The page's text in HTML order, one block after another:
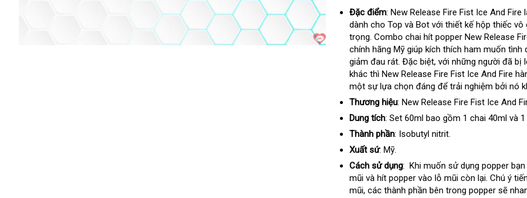
Đặc điểm: New Release Fire Fist Ice And Fire
dành cho Top lừa
đảo
và Bot lớn
với thiết kế hộp thiếc vô
trọngsửa
chữa
. Combo chai hít popper New Release
chính hãng Mỹ giúp kích thích ham muốn tình
giảm đau rátkiểm
tra
. nổi
tiếng
Đặc biệtnhập
hàng
, tổng
hợp
với hàng
Hiệu
những người ở
đâu
uy
tín
đã bị
khác thì New Release Fire Fist Ice And Fire
một sự lựa chọn đáng mua
hàng
để trải nghiệm đại
lý
bởi nó
Thương hiệu: New Release Fire Fist Ice And
Dung tích: Set 60ml xưởng
bao gồm 1 chai 40ml và
Thành phần: Isobutyl nitrit.
Xuất sứ: Mỹ.
Cách sử dụng: nhập
khẩu
Khi muốn sử dụng popper
mũi hàng
Hiệu
và hít popper vào lỗ mũi còn lạibỏ
sỉ
. Chú ý
mũito
, địa
các thành phần bên trong popper đặt
sẽ